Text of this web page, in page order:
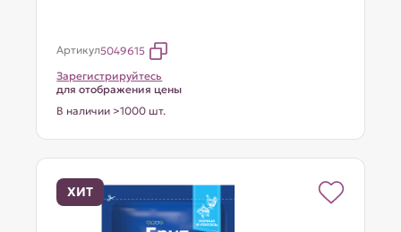
Артикул5049615
Зарегистрируйтесь
для отображения цены
В наличии >1000 шт.
ХИТ